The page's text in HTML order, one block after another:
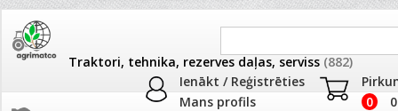
Ienākt / Reģistrēties
Mans profils
0
Traktori, tehnika, rezerves daļas, serviss (882)